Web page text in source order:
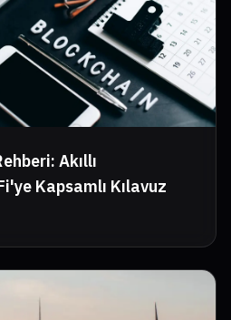
Akıllı
Kapsamlı Kılavuz